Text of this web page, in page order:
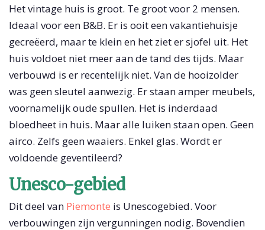
Het vintage huis is groot. Te groot voor 2 mensen.
Ideaal voor een B&B. Er is ooit een vakantiehuisje
gecreëerd, maar te klein en het ziet er sjofel uit. Het
huis voldoet niet meer aan de tand des tijds. Maar
verbouwd is er recentelijk niet. Van de hooizolder
was geen sleutel aanwezig. Er staan amper meubels,
voornamelijk oude spullen. Het is inderdaad
bloedheet in huis. Maar alle luiken staan open. Geen
airco. Zelfs geen waaiers. Enkel glas. Wordt er
voldoende geventileerd?
Unesco-gebied
Dit deel van Piemonte is Unescogebied. Voor
verbouwingen zijn vergunningen nodig. Bovendien